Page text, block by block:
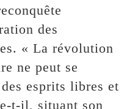
des
« La révolution
ne peut se
esprits libres et
t-il, situant son